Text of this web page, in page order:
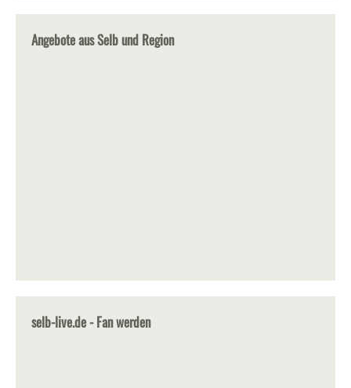
Angebote aus Selb und Region
selb-live.de - Fan werden